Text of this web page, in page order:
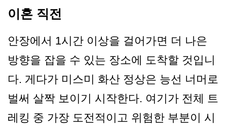
이혼 직전
안장에서 1시간 이상을 걸어가면 더 나은
방향을 잡을 수 있는 장소에 도착할 것입니
다. 게다가 미스미 화산 정상은 능선 너머로
벌써 살짝 보이기 시작한다. 여기가 전체 트
레킹 중 가장 도전적이고 위험한 부분이 시